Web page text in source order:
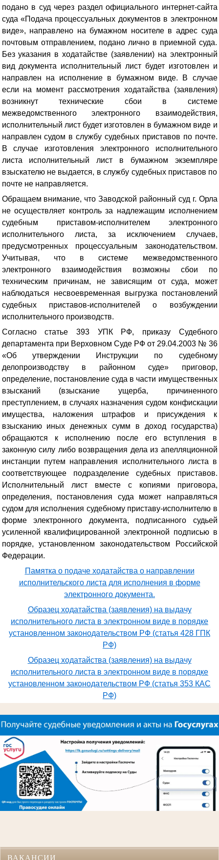
подано в суд через раздел официального интернет-сайта
суда «Подача процессуальных документов в электронном
виде», направлено на бумажном носителе в адрес суда
почтовым отправлением, подано лично в приемной суда.
Без указания в ходатайстве (заявлении) на электронный
вид документа исполнительный лист будет изготовлен и
направлен на исполнение в бумажном виде. В случае
если на момент рассмотрения ходатайства (заявления)
возникнут технические сбои в системе
межведомственного электронного взаимодействия,
исполнительный лист будет изготовлен в бумажном виде и
направлен судом в службу судебных приставов по почте.
В случае изготовления электронного исполнительного
листа исполнительный лист в бумажном экземпляре
взыскателю не выдается, в службу судебных приставов по
почте не направляется.
Обращаем внимание, что Заводской районный суд г. Орла
не осуществляет контроль за надлежащим исполнением
судебным приставом-исполнителем электронного
исполнительного листа, за исключением случаев,
предусмотренных процессуальным законодательством.
Учитывая, что в системе межведомственного
электронного взаимодействия возможны сбои по
техническим причинам, не зависящим от суда, может
наблюдаться несвоевременная выгрузка постановлений
судебных приставов-исполнителей о возбуждении
исполнительного производств.
Согласно статье 393 УПК РФ, приказу Судебного
департамента при Верховном Суде РФ от 29.04.2003 № 36
«Об утверждении Инструкции по судебному
делопроизводству в районном суде» приговор,
определение, постановление суда в части имущественных
взысканий (взыскание ущерба, причиненного
преступлением, в случаях назначения судом конфискации
имущества, наложения штрафов и присуждения к
взысканию иных денежных сумм в доход государства)
обращаются к исполнению после его вступления в
законную силу либо возвращения дела из апелляционной
инстанции путем направления исполнительного листа в
соответствующее подразделение судебных приставов.
Исполнительный лист вместе с копиями приговора,
определения, постановления суда может направляться
судом для исполнения судебному приставу-исполнителю в
форме электронного документа, подписанного судьей
усиленной квалифицированной электронной подписью в
порядке, установленном законодательством Российской
Федерации.
Памятка о подаче ходатайства о направлении
исполнительского листа для исполнения в форме
электронного документа.
Образец ходатайства (заявления) на выдачу
исполнительного листа в электронном виде в порядке
установленном законодательством РФ (статья 428 ГПК
РФ)
Образец ходатайства (заявления) на выдачу
исполнительного листа в электронном виде в порядке
установленном законодательством РФ (статья 353 КАС
РФ)
ВАКАНСИИ